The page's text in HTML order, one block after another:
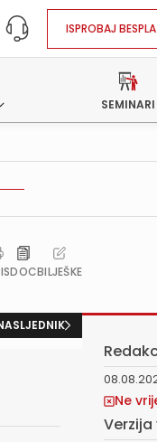
ISPROBAJ
SEMINARI
DOCBILJEŠKE
Ne
Verzija